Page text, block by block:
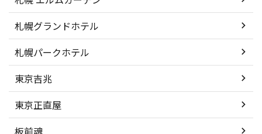
札幌グランドホテル
札幌パークホテル
東京吉兆
東京正直屋
板前魂